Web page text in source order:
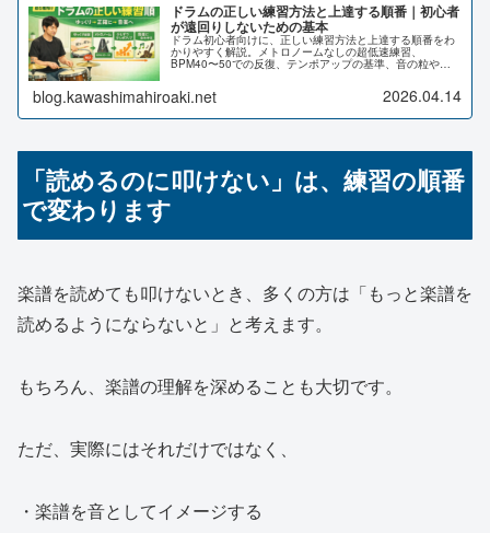
ドラムの正しい練習方法と上達する順番｜初心者
が遠回りしないための基本
ドラム初心者向けに、正しい練習方法と上達する順番をわ
かりやすく解説。メトロノームなしの超低速練習、
BPM40〜50での反復、テンポアップの基準、音の粒やノ
blog.kawashimahiroaki.net 2026.04.14
「読めるのに叩けない」は、練習の順番
で変わります
楽譜を読めても叩けないとき、多くの方は「もっと楽譜を
読めるようにならないと」と考えます。
もちろん、楽譜の理解を深めることも大切です。
ただ、実際にはそれだけではなく、
・楽譜を音としてイメージする